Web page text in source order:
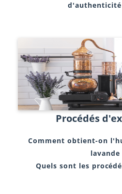
Procédés
Comment obtient-on
lavande
Quels sont les